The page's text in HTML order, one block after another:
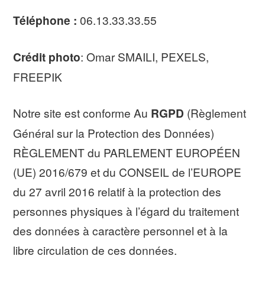
Téléphone : 06.13.33.33.55
Crédit photo: Omar SMAILI, PEXELS,
FREEPIK
Notre site est conforme Au RGPD (Règlement
Général sur la Protection des Données)
RÈGLEMENT du PARLEMENT EUROPÉEN
(UE) 2016/679 et du CONSEIL de l’EUROPE
du 27 avril 2016 relatif à la protection des
personnes physiques à l’égard du traitement
des données à caractère personnel et à la
libre circulation de ces données.